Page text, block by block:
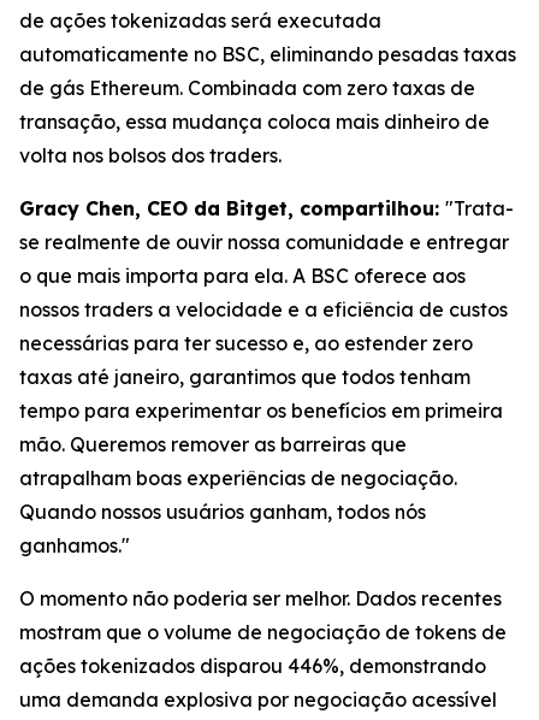
de ações tokenizadas será executada
automaticamente no BSC, eliminando pesadas taxas
de gás Ethereum. Combinada com zero taxas de
transação, essa mudança coloca mais dinheiro de
volta nos bolsos dos traders.
Gracy Chen, CEO da Bitget, compartilhou: "Trata-
se realmente de ouvir nossa comunidade e entregar
o que mais importa para ela. A BSC oferece aos
nossos traders a velocidade e a eficiência de custos
necessárias para ter sucesso e, ao estender zero
taxas até janeiro, garantimos que todos tenham
tempo para experimentar os benefícios em primeira
mão. Queremos remover as barreiras que
atrapalham boas experiências de negociação.
Quando nossos usuários ganham, todos nós
ganhamos."
O momento não poderia ser melhor. Dados recentes
mostram que o volume de negociação de tokens de
ações tokenizados disparou 446%, demonstrando
uma demanda explosiva por negociação acessível